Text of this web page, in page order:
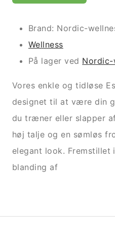
Brand: Nordic-
Wellness
På lager ved Nordic-
Vores enkle og tidløse
designet til at være din
du træner eller slapper
høj talje og en sømløs
elegant look.
blanding af